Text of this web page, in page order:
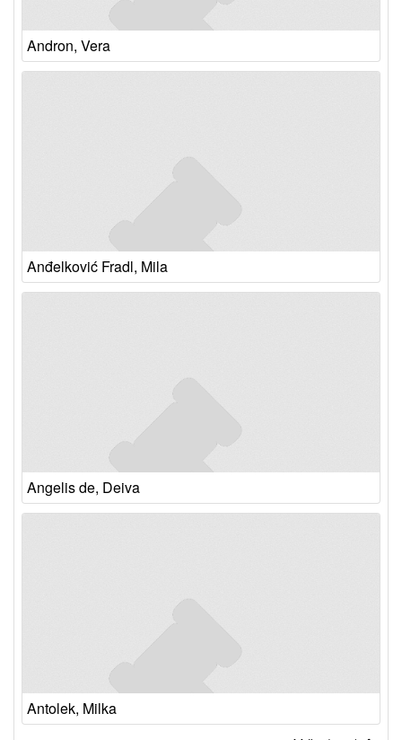
Andron, Vera
Anđelković Fradl, Mila
Angelis de, Deiva
Antolek, Milka